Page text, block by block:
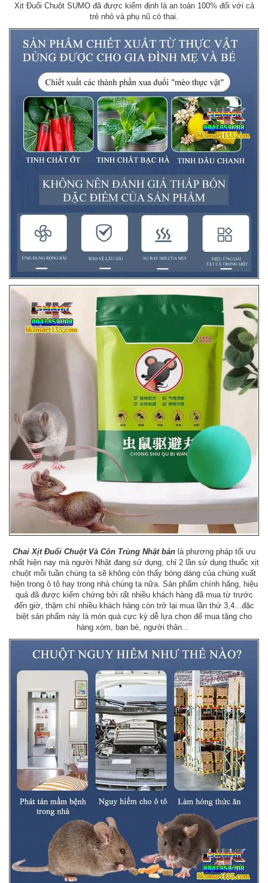
Xịt Đuổi Chuột SUMO đã được kiểm định là an toàn 100% đối với cả
trẻ nhỏ và phụ nũ có thai.
Chai Xịt Đuổi Chuột Và Côn Trùng Nhật bản là phương pháp tối ưu
nhất hiện nay mà người Nhật đang sử dụng, chỉ 2 lần sử dụng thuốc xịt
chuột mỗi tuần chúng ta sẽ không còn thấy bóng dáng của chúng xuất
hiện trong ô tô hay trong nhà chúng ta nữa. Sản phẩm chính hãng, hiệu
quả đã được kiểm chứng bởi rất nhiều khách hàng đã mua từ trước
đến giờ, thậm chí nhiều khách hàng còn trở lại mua lần thứ 3,4...đặc
biệt sản phẩm này là món quà cực kỳ dễ lựa chọn để mua tặng cho
hàng xóm, bạn bè, người thân...